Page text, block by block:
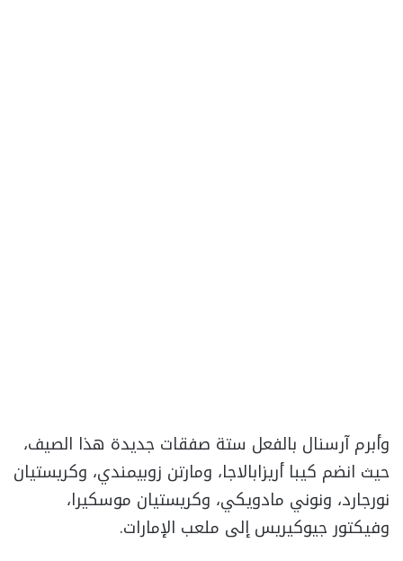
وأبرم آرسنال بالفعل ستة صفقات جديدة هذا الصيف،
حيث انضم كيبا أريزابالاجا، ومارتن زوبيمندي، وكريستيان
نورجارد، ونوني مادويكي، وكريستيان موسكيرا،
وفيكتور جيوكيريس إلى ملعب الإمارات.